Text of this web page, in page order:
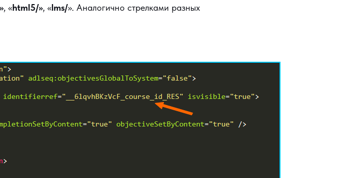
, «html5/», «lms/». Аналогично стрелками разных